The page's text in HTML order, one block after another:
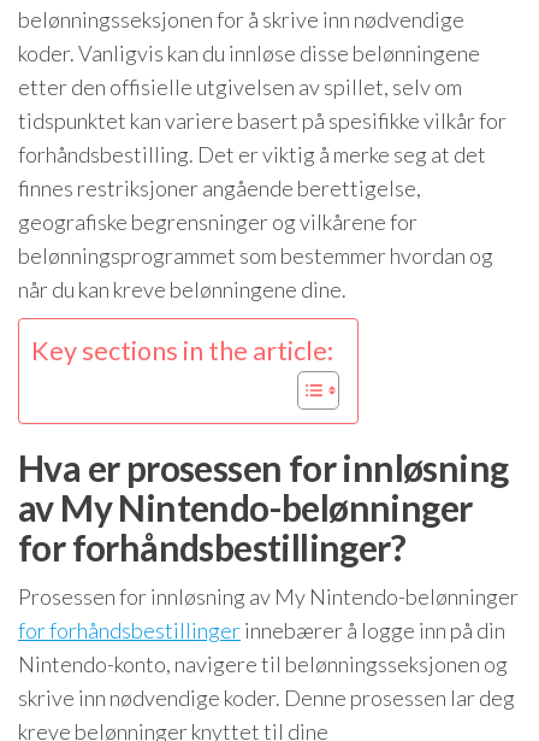
belønningsseksjonen for å skrive inn nødvendige
koder. Vanligvis kan du innløse disse belønningene
etter den offisielle utgivelsen av spillet, selv om
tidspunktet kan variere basert på spesifikke vilkår for
forhåndsbestilling. Det er viktig å merke seg at det
finnes restriksjoner angående berettigelse,
geografiske begrensninger og vilkårene for
belønningsprogrammet som bestemmer hvordan og
når du kan kreve belønningene dine.
Key sections in the article:
Hva er prosessen for innløsning
av My Nintendo-belønninger
for forhåndsbestillinger?
Prosessen for innløsning av My Nintendo-belønninger
for forhåndsbestillingerinnebærer å logge inn på din
Nintendo-konto, navigere til belønningsseksjonen og
skrive inn nødvendige koder. Denne prosessen lar deg
kreve belønninger knyttet til dine